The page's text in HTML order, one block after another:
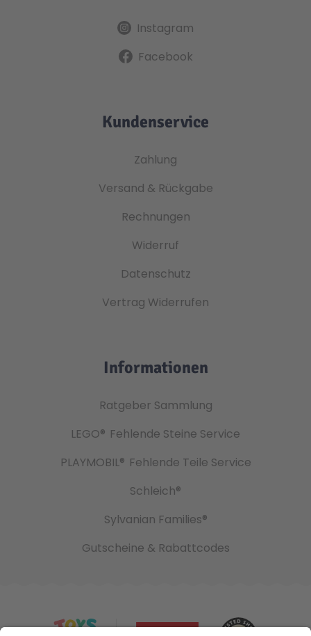
Instagram
Facebook
Kundenservice
Zahlung
Versand & Rückgabe
Rechnungen
Widerruf
Datenschutz
Vertrag Widerrufen
Informationen
Ratgeber Sammlung
LEGO® Fehlende Steine Service
PLAYMOBIL® Fehlende Teile Service
Schleich®
Sylvanian Families®
Gutscheine & Rabattcodes